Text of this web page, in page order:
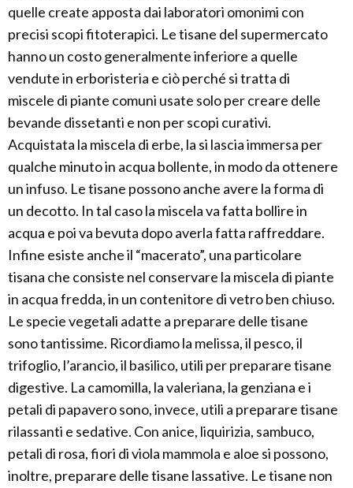
quelle create apposta dai laboratori omonimi con
precisi scopi fitoterapici. Le tisane del supermercato
hanno un costo generalmente inferiore a quelle
vendute in erboristeria e ciò perché si tratta di
miscele di piante comuni usate solo per creare delle
bevande dissetanti e non per scopi curativi.
Acquistata la miscela di erbe, la si lascia immersa per
qualche minuto in acqua bollente, in modo da ottenere
un infuso. Le tisane possono anche avere la forma di
un decotto. In tal caso la miscela va fatta bollire in
acqua e poi va bevuta dopo averla fatta raffreddare.
Infine esiste anche il “macerato”, una particolare
tisana che consiste nel conservare la miscela di piante
in acqua fredda, in un contenitore di vetro ben chiuso.
Le specie vegetali adatte a preparare delle tisane
sono tantissime. Ricordiamo la melissa, il pesco, il
trifoglio, l’arancio, il basilico, utili per preparare tisane
digestive. La camomilla, la valeriana, la genziana e i
petali di papavero sono, invece, utili a preparare tisane
rilassanti e sedative. Con anice, liquirizia, sambuco,
petali di rosa, fiori di viola mammola e aloe si possono,
inoltre, preparare delle tisane lassative. Le tisane non